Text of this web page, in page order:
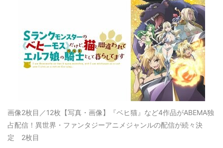
画像2枚目／12枚 【写真・画像】『ベヒ猫』など4作品がABEMA独
占配信！異世界・ファンタジーアニメジャンルの配信が続々決
定 2枚目